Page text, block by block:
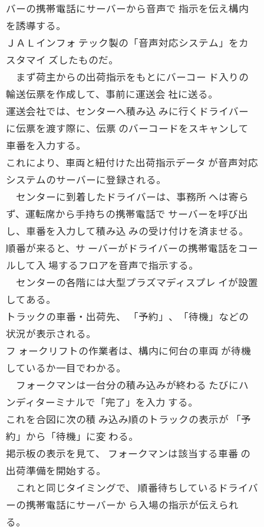
バーの携帯電話にサーバーから音声で 指示を伝え構内
を誘導する。
ＪＡＬインフォ テック製の「音声対応システム」をカ
スタマイ ズしたものだ。
まず荷主からの出荷指示をもとにバーコー ド入りの
輸送伝票を作成して、事前に運送会 社に送る。
運送会社では、センターへ積み込 みに行くドライバー
に伝票を渡す際に、伝票 のバーコードをスキャンして
車番を入力する。
これにより、車両と紐付けた出荷指示データ が音声対応
システムのサーバーに登録される。
センターに到着したドライバーは、事務所 へは寄ら
ず、運転席から手持ちの携帯電話で サーバーを呼び出
し、車番を入力して積み込 みの受け付けを済ませる。
順番が来ると、サ ーバーがドライバーの携帯電話をコー
ルして入 場するフロアを音声で指示する。
センターの各階には大型プラズマディスプレ イが設置
してある。
トラックの車番・出荷先、 「予約」、「待機」などの
状況が表示される。
フ ォークリフトの作業者は、構内に何台の車両 が待機
しているか一目でわかる。
フォークマンは一台分の積み込みが終わる たびにハ
ンディターミナルで「完了」を入力 する。
これを合図に次の積 み込み順のトラックの表示が 「予
約」から「待機」に変 わる。
掲示板の表示を見て、 フォークマンは該当する車番 の
出荷準備を開始する。
これと同じタイミングで、 順番待ちしているドライバ
ーの携帯電話にサーバーか ら入場の指示が伝えられ
る。